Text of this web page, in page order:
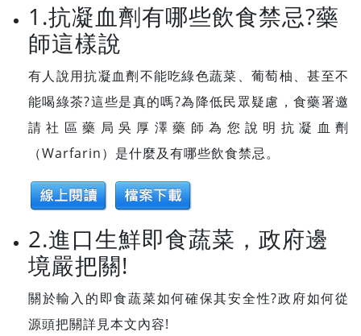
1.抗凝血劑有哪些飲食禁忌?藥
師這樣說
有人說用抗凝血劑不能吃綠色蔬菜、葡萄柚、甚至不
能喝綠茶?這些是真的嗎?為降低民眾疑慮，食藥署邀
請社區藥局吳厚澤藥師為您說明抗凝血劑
（Warfarin）是什麼及有哪些飲食禁忌。
2.進口生鮮即食蔬菜，政府邊
境嚴把關!
關於輸入的即食蔬菜如何確保其安全性?政府如何從
源頭把關詳見本文內容!